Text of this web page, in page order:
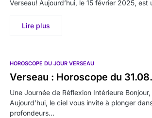
Verseau! Aujourd’hui, le 15 février 2025, est
Lire plus
HOROSCOPE DU JOUR VERSEAU
Verseau : Horoscope du
Une Journée de Réflexion Intérieure
Aujourd’hui, le ciel vous invite à plonger
profondeurs…